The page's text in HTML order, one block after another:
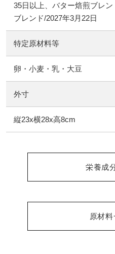
35日以上、バター焙煎ブレ
ブレンド/2027年3月22日
特定原材料等
卵・小麦・乳・大豆
外寸
縦23x横28x高8cm
栄養成
原材